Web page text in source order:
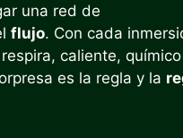
una red de
flujo. Con cada
caliente,
es la regla y la